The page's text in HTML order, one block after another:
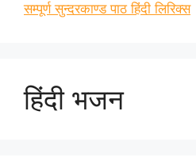
सम्पूर्ण सुन्दरकाण्ड पाठ हिंदी लिरिक्स
हिंदी भजन